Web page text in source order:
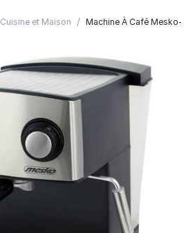
Cuisine et Maison / Machine À Café Mesko-